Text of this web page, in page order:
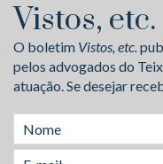
Vistos, etc.
O boletim Vistos, etc.
pelos advogados do
atuação. Se desejar